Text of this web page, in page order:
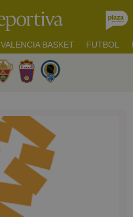
VALENCIA BASKET FUTBOL